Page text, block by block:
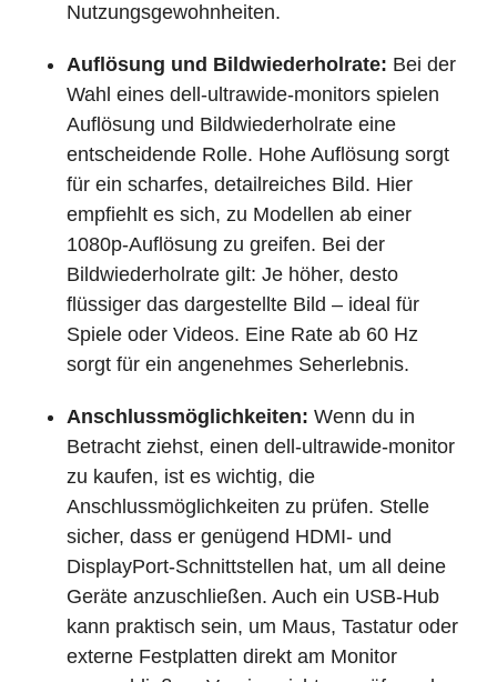
Nutzungsgewohnheiten.
Auflösung und Bildwiederholrate: Bei der
Wahl eines dell-ultrawide-monitors spielen
Auflösung und Bildwiederholrate eine
entscheidende Rolle. Hohe Auflösung sorgt
für ein scharfes, detailreiches Bild. Hier
empfiehlt es sich, zu Modellen ab einer
1080p-Auflösung zu greifen. Bei der
Bildwiederholrate gilt: Je höher, desto
flüssiger das dargestellte Bild – ideal für
Spiele oder Videos. Eine Rate ab 60 Hz
sorgt für ein angenehmes Seherlebnis.
Anschlussmöglichkeiten: Wenn du in
Betracht ziehst, einen dell-ultrawide-monitor
zu kaufen, ist es wichtig, die
Anschlussmöglichkeiten zu prüfen. Stelle
sicher, dass er genügend HDMI- und
DisplayPort-Schnittstellen hat, um all deine
Geräte anzuschließen. Auch ein USB-Hub
kann praktisch sein, um Maus, Tastatur oder
externe Festplatten direkt am Monitor